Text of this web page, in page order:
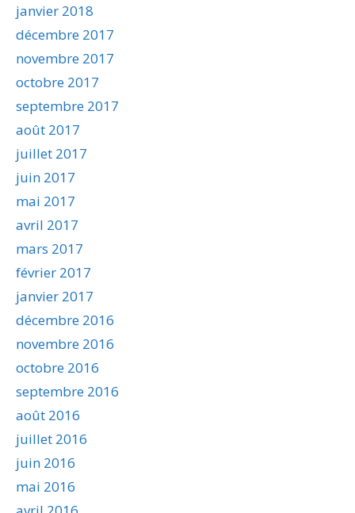
janvier 2018
décembre 2017
novembre 2017
octobre 2017
septembre 2017
août 2017
juillet 2017
juin 2017
mai 2017
avril 2017
mars 2017
février 2017
janvier 2017
décembre 2016
novembre 2016
octobre 2016
septembre 2016
août 2016
juillet 2016
juin 2016
mai 2016